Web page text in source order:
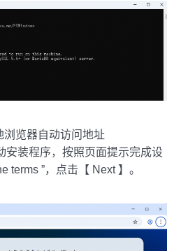
览器自动访问地址
安装程序，按照页面提示完成设
terms ”，点击【 Next 】。